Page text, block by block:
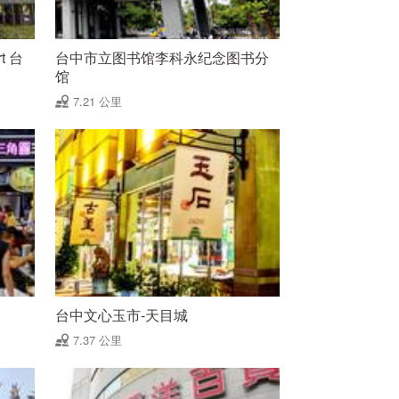
台
台中市立图书馆李科永纪念图书分
馆
7.21 公里
台中文心玉市-天目城
7.37 公里